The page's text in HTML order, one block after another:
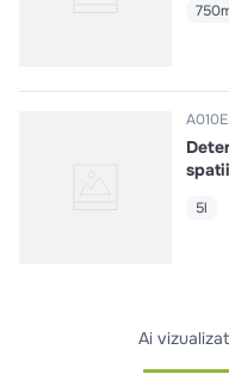
A010E
5l
Ai vizualizat